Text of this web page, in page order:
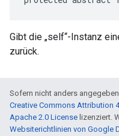
Gibt die „self“-Instanz
zurück.
Sofern nicht anders
Creative Commons Attribution
Apache 2.0 License lizenziert.
Websiterichtlinien von Google